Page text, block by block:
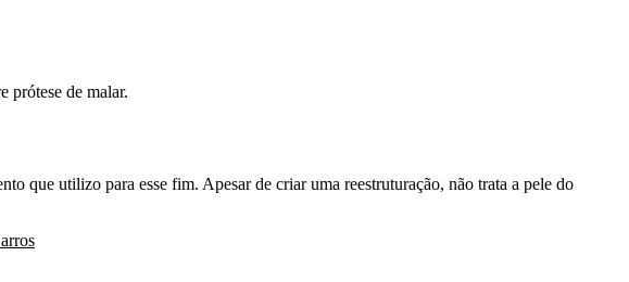
prótese de malar.
que utilizo para esse fim. Apesar de criar uma reestruturação, não trata a pele do